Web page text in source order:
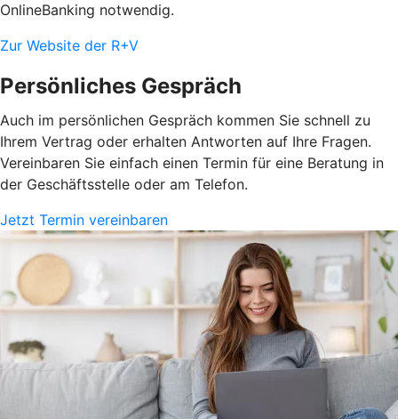
OnlineBanking notwendig.
Zur Website der R+V
Persönliches Gespräch
Auch im persönlichen Gespräch kommen Sie schnell zu
Ihrem Vertrag oder erhalten Antworten auf Ihre Fragen.
Vereinbaren Sie einfach einen Termin für eine Beratung in
der Geschäftsstelle oder am Telefon.
Jetzt Termin vereinbaren